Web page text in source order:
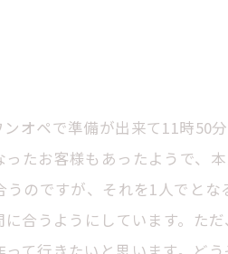
オペで準備が出来て11時
たお客様もあったようで、
のですが、それを1人でと
合うようにしています。た